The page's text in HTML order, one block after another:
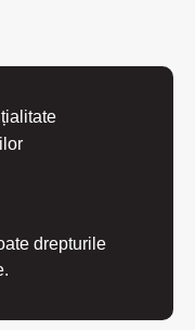
drepturile